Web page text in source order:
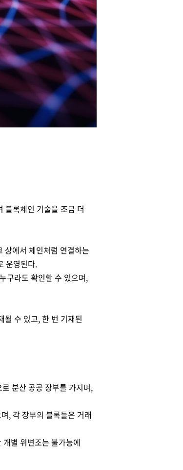
블록체인 기술을 조금 더
상에서 체인처럼 연결하는
운영된다.
구라도 확인할 수 있으며,
될 수 있고, 한 번 기재된
분산 공공 장부를 가지며,
, 각 장부의 블록들은 거래
별 위변조는 불가능에